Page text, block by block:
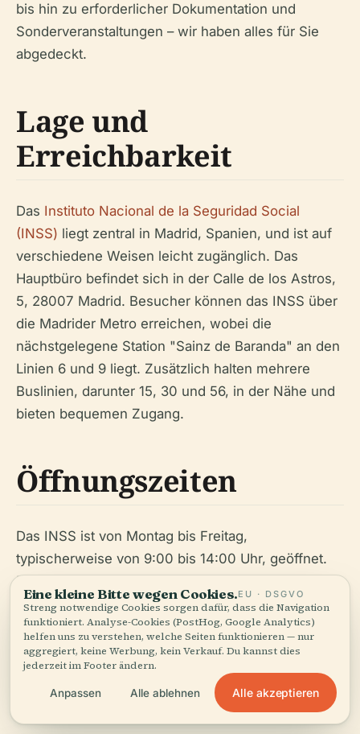
bis hin zu erforderlicher Dokumentation und
Sonderveranstaltungen – wir haben alles für Sie
abgedeckt.
Lage und
Erreichbarkeit
Das Instituto Nacional de la Seguridad Social
(INSS) liegt zentral in Madrid, Spanien, und ist auf
verschiedene Weisen leicht zugänglich. Das
Hauptbüro befindet sich in der Calle de los Astros,
5, 28007 Madrid. Besucher können das INSS über
die Madrider Metro erreichen, wobei die
nächstgelegene Station "Sainz de Baranda" an den
Linien 6 und 9 liegt. Zusätzlich halten mehrere
Buslinien, darunter 15, 30 und 56, in der Nähe und
bieten bequemen Zugang.
Öffnungszeiten
Das INSS ist von Montag bis Freitag,
typischerweise von 9:00 bis 14:00 Uhr, geöffnet.
Es wird empfohlen, früh anzukommen, da das Büro
insbesondere montags und freitags stark
frequentiert sein kann. An Wochenenden und
Feiertagen ist das Büro geschlossen. Für die
aktuellsten Informationen zu den Öffnungszeiten
sollten Besucher die offizielle INSS-Website
Eine kleine Bitte wegen Cookies.EU · DSGVO
Streng notwendige Cookies sorgen dafür, dass die Navigation
funktioniert. Analyse-Cookies (PostHog, Google Analytics)
helfen uns zu verstehen, welche Seiten funktionieren — nur
aggregiert, keine Werbung, kein Verkauf. Du kannst dies
jederzeit im Footer ändern.
Anpassen Alle ablehnen Alle akzeptieren